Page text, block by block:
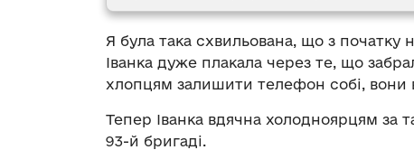
Я була така схвильована, що з початку
Іванка дуже плакала через те, що
хлопцям залишити телефон собі,
Тепер Іванка вдячна холодноярцям за
93-й бригаді.